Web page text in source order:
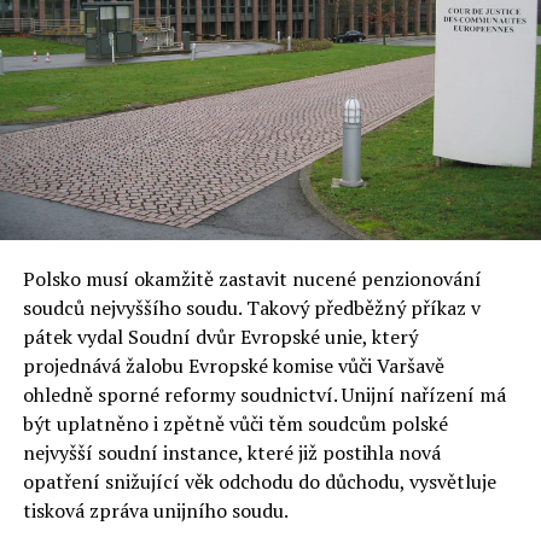
Polsko musí okamžitě zastavit nucené penzionování
soudců nejvyššího soudu. Takový předběžný příkaz v
pátek vydal Soudní dvůr Evropské unie, který
projednává žalobu Evropské komise vůči Varšavě
ohledně sporné reformy soudnictví. Unijní nařízení má
být uplatněno i zpětně vůči těm soudcům polské
nejvyšší soudní instance, které již postihla nová
opatření snižující věk odchodu do důchodu, vysvětluje
tisková zpráva unijního soudu.